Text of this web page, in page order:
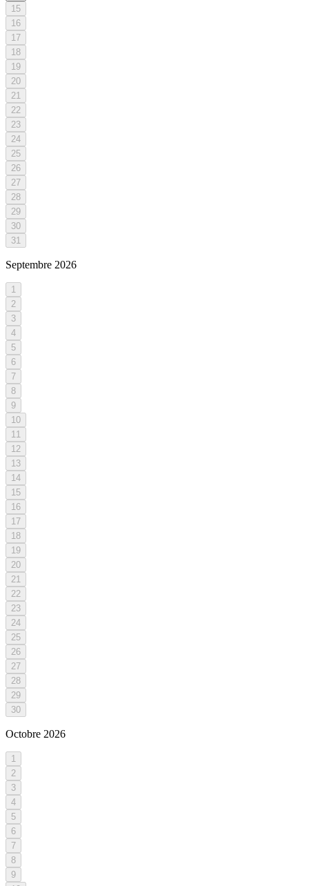
15
16
17
18
19
20
21
22
23
24
25
26
27
28
29
30
31
Septembre 2026
1
2
3
4
5
6
7
8
9
10
11
12
13
14
15
16
17
18
19
20
21
22
23
24
25
26
27
28
29
30
Octobre 2026
1
2
3
4
5
6
7
8
9